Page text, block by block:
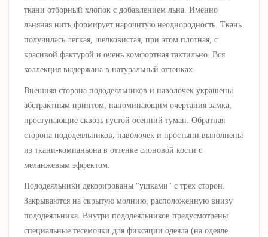
ткани отборный хлопок с добавлением льна. Именно
льняная нить формирует нарочитую неоднородность. Ткань
получилась легкая, шелковистая, при этом плотная, с
красивой фактурой и очень комфортная тактильно. Вся
коллекция выдержана в натуральный оттенках.
Внешняя сторона пододеяльников и наволочек украшены
абстрактным принтом, напоминающим очертания замка,
проступающие сквозь густой осенний туман. Обратная
сторона пододеяльников, наволочек и простыни выполнены
из ткани-компаньона в оттенке слоновой кости с
меланжевым эффектом.
Пододеяльники декорированы "ушками" с трех сторон.
Закрываются на скрытую молнию, расположенную внизу
пододеяльника. Внутри пододеяльников предусмотрены
специальные тесемочки для фиксации одеяла (на одеяле